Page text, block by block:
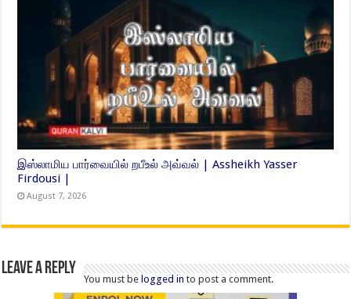
இஸ்லாமிய பார்வையில் றபீஉல் அவ்வல் | Assheikh Yasser
Firdousi |
August 7, 2026
Leave a Reply
You must belogged in to post a comment.